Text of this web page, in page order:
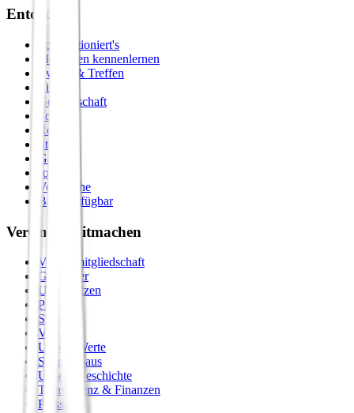
Entdecken
So funktioniert's
Menschen kennenlernen
Events & Treffen
Zirkel
Gemeinschaft
Formate
Retreats
Städte
Galerie
Journal
Vergleiche
Bald verfügbar
Verein & Mitmachen
Vereinsmitgliedschaft
Gastgeber
Unterstützen
Premium
Shop
Vision
Unsere Werte
Seminarhaus
Unsere Geschichte
Transparenz & Finanzen
Presse